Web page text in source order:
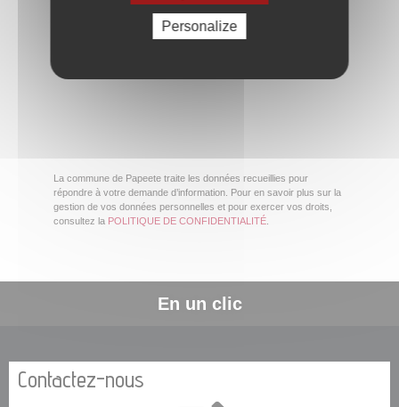
La commune de Papeete traite les données recueillies pour
répondre à votre demande d’information. Pour en savoir plus sur la
gestion de vos données personnelles et pour exercer vos droits,
consultez la POLITIQUE DE CONFIDENTIALITÉ
En un clic
Contactez-nous
Personalize